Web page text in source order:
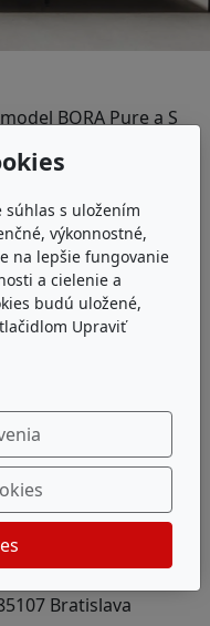
BORA Pure a S
Bratislava
súhlas s uložením
výkonnostné,
na lepšie fungovanie
a cielenie a
budú uložené,
Upraviť